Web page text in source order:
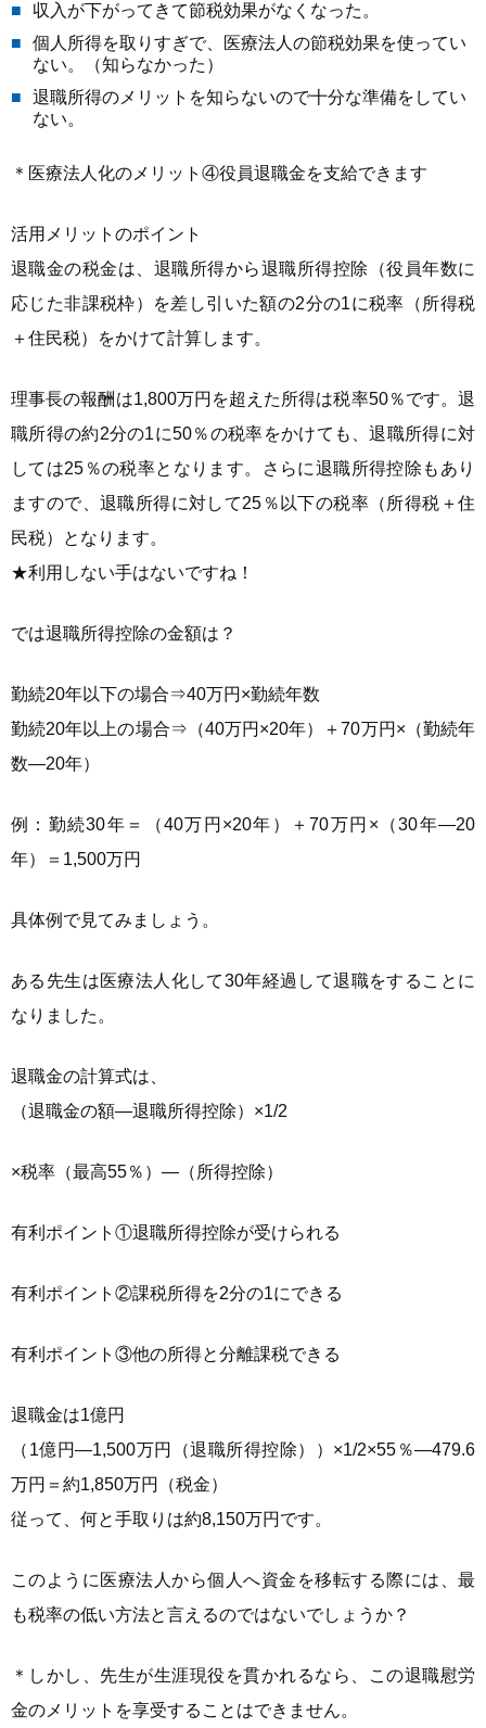
収入が下がってきて節税効果がなくなった。
個人所得を取りすぎで、医療法人の節税効果を使ってい
ない。（知らなかった）
退職所得のメリットを知らないので十分な準備をしてい
ない。
＊医療法人化のメリット④役員退職金を支給できます
活用メリットのポイント
退職金の税金は、退職所得から退職所得控除（役員年数に
応じた非課税枠）を差し引いた額の2分の1に税率（所得税
＋住民税）をかけて計算します。
理事長の報酬は1,800万円を超えた所得は税率50％です。退
職所得の約2分の1に50％の税率をかけても、退職所得に対
しては25％の税率となります。さらに退職所得控除もあり
ますので、退職所得に対して25％以下の税率（所得税＋住
民税）となります。
★利用しない手はないですね！
では退職所得控除の金額は？
勤続20年以下の場合⇒40万円×勤続年数
勤続20年以上の場合⇒（40万円×20年）＋70万円×（勤続年
数―20年）
例：勤続30年＝（40万円×20年）＋70万円×（30年―20
年）＝1,500万円
具体例で見てみましょう。
ある先生は医療法人化して30年経過して退職をすることに
なりました。
退職金の計算式は、
（退職金の額―退職所得控除）×1/2
×税率（最高55％）―（所得控除）
有利ポイント①退職所得控除が受けられる
有利ポイント②課税所得を2分の1にできる
有利ポイント③他の所得と分離課税できる
退職金は1億円
（1億円―1,500万円（退職所得控除））×1/2×55％―479.6
万円＝約1,850万円（税金）
従って、何と手取りは約8,150万円です。
このように医療法人から個人へ資金を移転する際には、最
も税率の低い方法と言えるのではないでしょうか？
＊しかし、先生が生涯現役を貫かれるなら、この退職慰労
金のメリットを享受することはできません。